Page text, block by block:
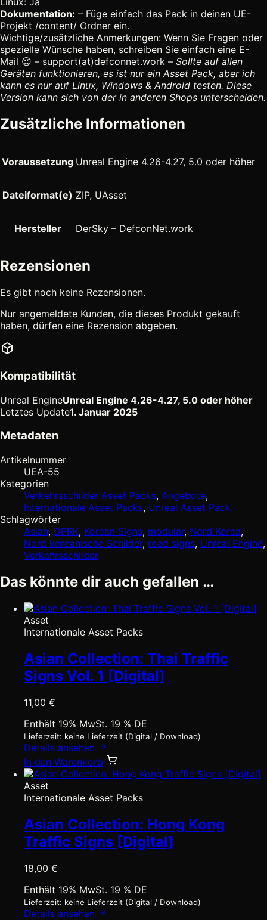
Dokumentation: – Füge einfach das Pack in deinen UE-
Projekt /content/ Ordner ein.
Wichtige/zusätzliche Anmerkungen: Wenn Sie Fragen oder
spezielle Wünsche haben, schreiben Sie einfach eine E-
Mail 😉 – support(at)defconnet.work – Sollte auf allen
Geräten funktionieren, es ist nur ein Asset Pack, aber ich
kann es nur auf Linux, Windows & Android testen. Diese
Version kann sich von der in anderen Shops unterscheiden.
Zusätzliche Informationen
Voraussetzung Unreal Engine 4.26-4.27, 5.0 oder höher
Dateiformat(e) ZIP, UAsset
Hersteller DerSky – DefconNet.work
Rezensionen
Es gibt noch keine Rezensionen.
Nur angemeldete Kunden, die dieses Produkt gekauft
haben, dürfen eine Rezension abgeben.
Kompatibilität
Unreal EngineUnreal Engine 4.26-4.27, 5.0 oder höher
Letztes Update1. Januar 2025
Metadaten
Artikelnummer
UEA-55
Kategorien
Verkehrsschilder Asset Packs, Angebote,
Internationale Asset Packs, Unreal Asset Pack
Schlagwörter
Asian, DPRK, Korean Signs, modular, Nord Korea,
Nord koreanische Schilder, road signs, Unreal Engine,
Verkehrsschilder
Das könnte dir auch gefallen …
Asset
Internationale Asset Packs
Asian Collection: Thai Traffic
Signs Vol. 1 [Digital]
11,00 €
Enthält 19% MwSt. 19 % DE
Lieferzeit: keine Lieferzeit (Digital / Download)
Details ansehen
In den Warenkorb
Asset
Internationale Asset Packs
Asian Collection: Hong Kong
Traffic Signs [Digital]
18,00 €
Enthält 19% MwSt. 19 % DE
Lieferzeit: keine Lieferzeit (Digital / Download)
Details ansehen